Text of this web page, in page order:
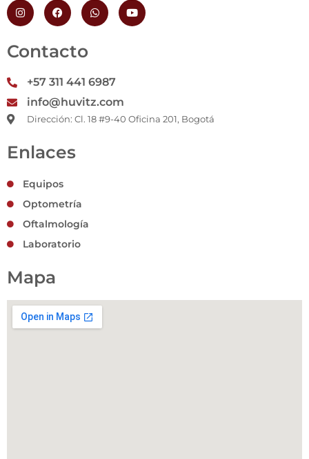
I
n
s
a
g
m
F
a
c
o
k
W
h
a
p
Y
o
u
Contacto
+57 311 441 6987
info@huvitz.com
Dirección: Cl. 18 #9-40 Oficina 201, Bogotá
Enlaces
Equipos
Optometría
Oftalmología
Laboratorio
Mapa